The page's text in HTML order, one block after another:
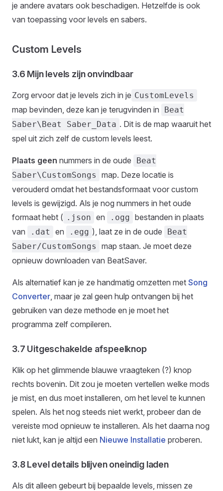
je andere avatars ook beschadigen. Hetzelfde is ook
van toepassing voor levels en sabers.
Custom Levels
3.6 Mijn levels zijn onvindbaar
Zorg ervoor dat je levels zich in je CustomLevels
map bevinden, deze kan je terugvinden in
Beat
Saber\Beat Saber_Data . Dit is de map waaruit het
spel uit zich zelf de custom levels leest.
Plaats geen nummers in de oude
Beat
Saber\CustomSongs
map. Deze locatie is
verouderd omdat het bestandsformaat voor custom
levels is gewijzigd. Als je nog nummers in het oude
formaat hebt ( .json en .ogg bestanden in plaats
van
.dat en .egg ), laat ze in de oude
Beat
Saber/CustomSongs
map staan. Je moet deze
opnieuw downloaden van BeatSaver.
Als alternatief kan je ze handmatig omzetten met Song
Converter, maar je zal geen hulp ontvangen bij het
gebruiken van deze methode en je moet het
programma zelf compileren.
3.7 Uitgeschakelde afspeelknop
Klik op het glimmende blauwe vraagteken (?) knop
rechts bovenin. Dit zou je moeten vertellen welke mods
je mist, en dus moet installeren, om het level te kunnen
spelen. Als het nog steeds niet werkt, probeer dan de
vereiste mod opnieuw te installeren. Als het daarna nog
niet lukt, kan je altijd een Nieuwe Installatie proberen.
3.8 Level details blijven oneindig laden
Als dit alleen gebeurt bij bepaalde levels, missen ze